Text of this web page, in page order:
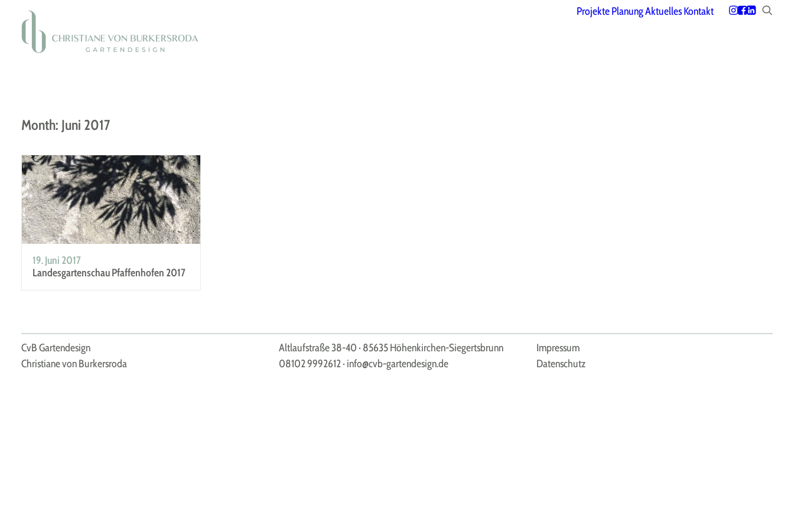
ProjektePlanungAktuellesKontakt
Month: Juni 2017
19. Juni 2017
Landesgartenschau Pfaffenhofen 2017
CvB Gartendesign
Christiane von Burkersroda
Altlaufstraße 38-40 · 85635 Höhenkirchen-Siegertsbrunn
08102 9992612· info@cvb-gartendesign.de
Impressum
Datenschutz